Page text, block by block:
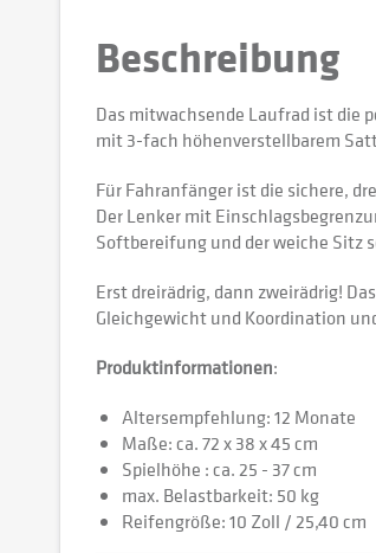
Beschreibung
Das mitwachsende Laufrad ist die
mit 3-fach höhenverstellbarem
Für Fahranfänger ist die sichere,
Der Lenker mit
Softbereifung und der weiche Sitz
Erst dreirädrig, dann zweirädrig!
Gleichgewicht und Koordination
Produktinformationen:
Altersempfehlung: 12 Monate
Maße: ca. 72 x 38 x 45 cm
Spielhöhe : ca. 25 - 37 cm
max. Belastbarkeit: 50 kg
Reifengröße: 10 Zoll / 25,40 cm